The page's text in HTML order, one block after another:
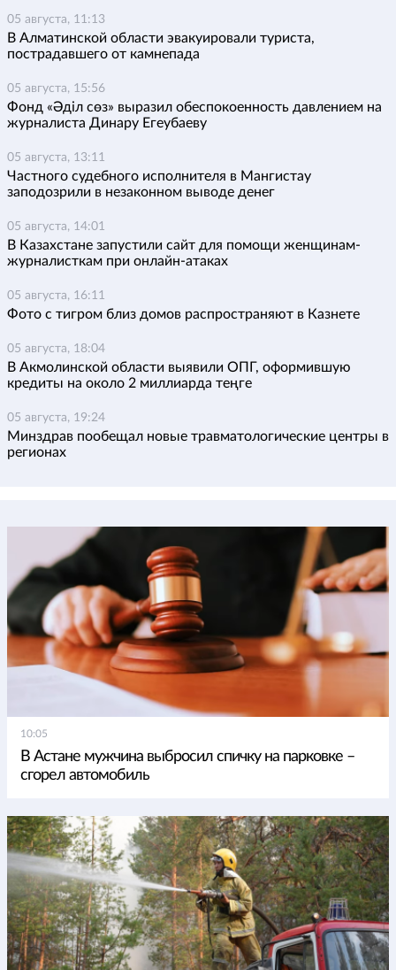
05 августа, 11:13
В Алматинской области эвакуировали туриста,
пострадавшего от камнепада
05 августа, 15:56
Фонд «Әділ сөз» выразил обеспокоенность давлением на
журналиста Динару Егеубаеву
05 августа, 13:11
Частного судебного исполнителя в Мангистау
заподозрили в незаконном выводе денег
05 августа, 14:01
В Казахстане запустили сайт для помощи женщинам-
журналисткам при онлайн-атаках
05 августа, 16:11
Фото с тигром близ домов распространяют в Казнете
05 августа, 18:04
В Акмолинской области выявили ОПГ, оформившую
кредиты на около 2 миллиарда теңге
05 августа, 19:24
Минздрав пообещал новые травматологические центры в
регионах
10:05
В Астане мужчина выбросил спичку на парковке –
сгорел автомобиль